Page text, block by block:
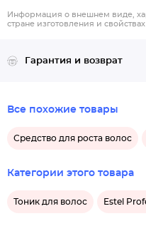
Информация о внешнем виде,
стране изготовления и
Гарантия и возврат
Все похожие товары
Средство для роста волос
Категории этого товара
Тоник для волос Estel